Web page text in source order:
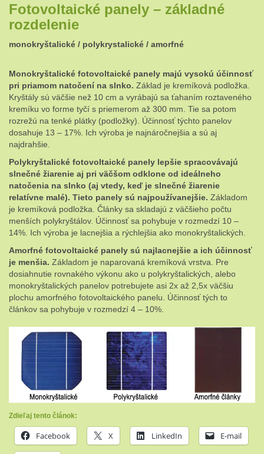
Fotovoltaické panely – základné
rozdelenie
monokryštalické / polykrystalické / amorfné
Monokryštalické fotovoltaické panely majú vysokú účinnosť
pri priamom natočení na slnko. Základ je kremíková podložka.
Kryštály sú väčšie než 10 cm a vyrábajú sa ťahaním roztaveného
kremíku vo forme tyčí s priemerom až 300 mm. Tie sa potom
rozrežú na tenké plátky (podložky). Účinnosť týchto panelov
dosahuje 13 – 17%. Ich výroba je najnáročnejšia a sú aj
najdrahšie.
Polykryštalické fotovoltaické panely lepšie spracovávajú
slnečné žiarenie aj pri väčšom odklone od ideálneho
natočenia na slnko (aj vtedy, keď je slnečné žiarenie
relatívne malé). Tieto panely sú najpoužívanejšie. Základom
je kremíková podložka. Články sa skladajú z väčšieho počtu
menších polykryštálov. Účinnosť sa pohybuje v rozmedzí 10 –
14%. Ich výroba je lacnejšia a rýchlejšia ako monokryštalických.
Amorfné fotovoltaické panely sú najlacnejšie a ich účinnosť
je menšia. Základom je naparovaná kremíková vrstva. Pre
dosiahnutie rovnakého výkonu ako u polykryštalických, alebo
monokryštalických panelov potrebujete asi 2x až 2,5x väčšiu
plochu amorfného fotovoltaického panelu. Účinnosť tých to
článkov sa pohybuje v rozmedzí 4 – 10%.
Zdieľaj tento článok:
Facebook X LinkedIn E-mail